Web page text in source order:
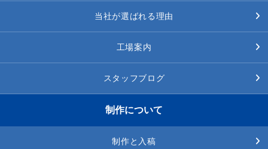
当社が選ばれる理由
工場案内
スタッフブログ
制作について
制作と入稿